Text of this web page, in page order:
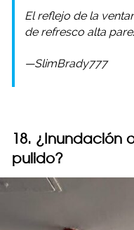
El reflejo de la
de refresco alta
—SlimBrady777
18. ¿Inundación
pulido?